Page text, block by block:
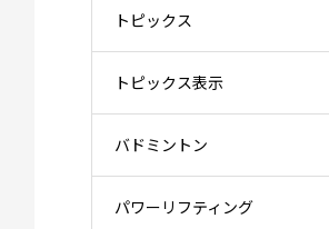
トピックス
トピックス表示
バドミントン
パワーリフティング